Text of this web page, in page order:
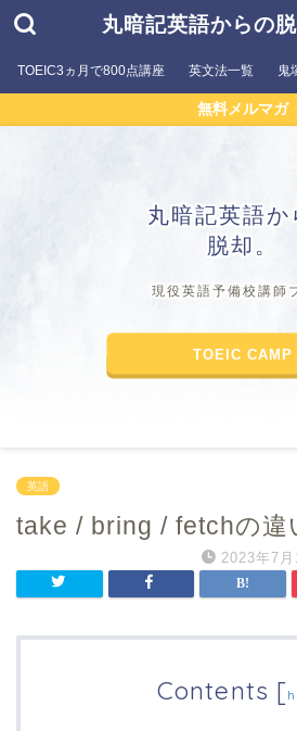
丸暗記英語からの
TOEIC3ヵ月で800点講座 英文法一覧 鬼
無料メルマガ
丸暗記英語か
脱却。
現役英語予備校講師
TOEIC CAMP
英語
take / bring / fetchの違
2023年7月
Contents [